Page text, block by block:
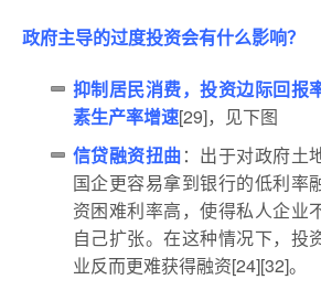
政府主导的过度投资会有什么影响？
抑制居民消费，投资边际回报
素生产率增速[29]，见下图
信贷融资扭曲：出于对政府土
国企更容易拿到银行的低利率
资困难利率高，使得私人企业
自己扩张。在这种情况下，投
业反而更难获得融资[24][32]。